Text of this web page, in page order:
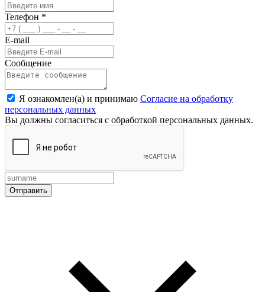
Телефон *
E-mail
Сообщение
Я ознакомлен(а) и принимаю Согласие на обработку
персональных данных
Вы должны согласиться с обработкой персональных данных.